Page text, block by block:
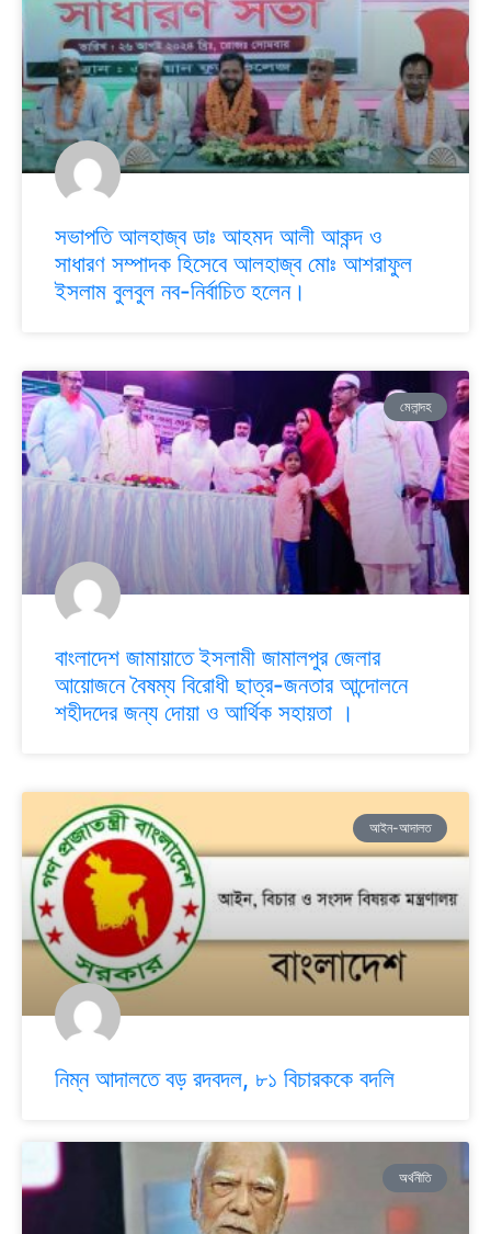
সভাপতি আলহাজ্ব ডাঃ আহমদ আলী আকন্দ ও
সাধারণ সম্পাদক হিসেবে আলহাজ্ব মোঃ আশরাফুল
ইসলাম বুলবুল নব-নির্বাচিত হলেন।
মেলান্দহ
বাংলাদেশ জামায়াতে ইসলামী জামালপুর জেলার
আয়োজনে বৈষম্য বিরোধী ছাত্র-জনতার আন্দোলনে
শহীদদের জন্য দোয়া ও আর্থিক সহায়তা ।
আইন-আদালত
নিম্ন আদালতে বড় রদবদল, ৮১ বিচারককে বদলি
অর্থনীতি